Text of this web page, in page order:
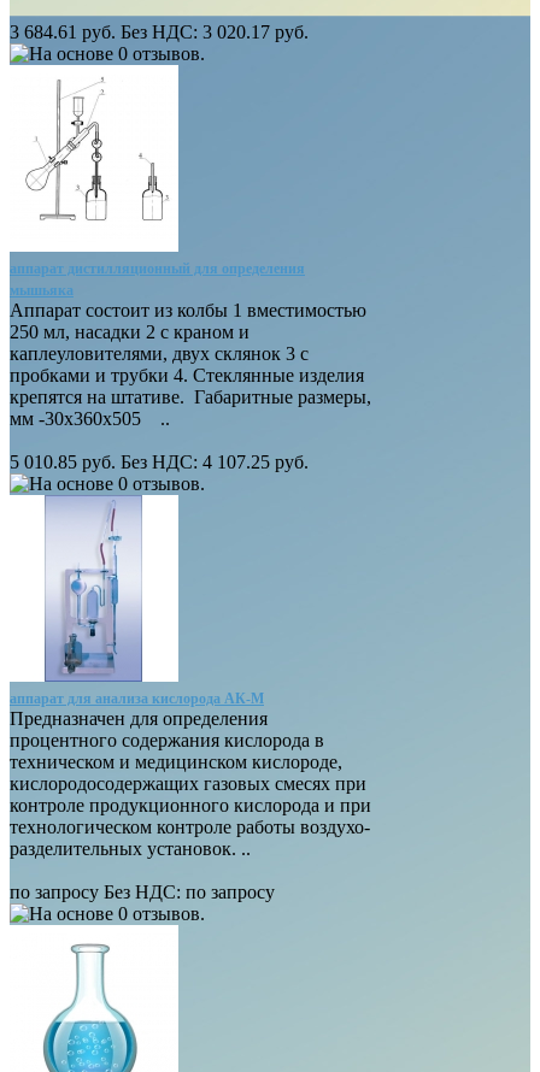
3 684.61 руб. Без НДС: 3 020.17 руб.
аппарат дистилляционный для определения
мышьяка
Аппарат состоит из колбы 1 вместимостью
250 мл, насадки 2 с краном и
каплеуловителями, двух склянок 3 с
пробками и трубки 4. Стеклянные изделия
крепятся на штативе. Габаритные размеры,
мм -30х360х505 ..
5 010.85 руб. Без НДС: 4 107.25 руб.
аппарат для анализа кислорода АК-М
Предназначен для определения
процентного содержания кислорода в
техническом и медицинском кислороде,
кислородосодержащих газовых смесях при
контроле продукционного кислорода и при
технологическом контроле работы воздухо-
разделительных установок. ..
по запросу Без НДС: по запросу